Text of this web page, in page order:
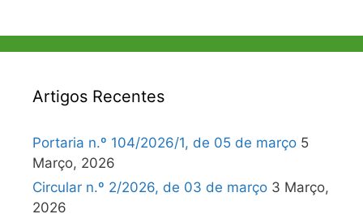
Artigos Recentes
Portaria n.º 104/2026/1, de 05 de março 5
Março, 2026
Circular n.º 2/2026, de 03 de março 3 Março,
2026